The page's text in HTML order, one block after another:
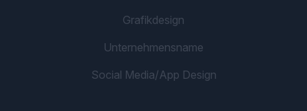
Grafikdesign
Unternehmensname
Social Media/App Design